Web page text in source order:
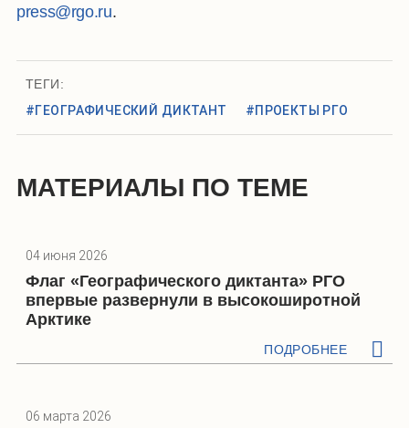
press@rgo.ru.
ТЕГИ:
#ГЕОГРАФИЧЕСКИЙ ДИКТАНТ
#ПРОЕКТЫ РГО
МАТЕРИАЛЫ ПО ТЕМЕ
04 июня 2026
Флаг «Географического диктанта» РГО
впервые развернули в высокоширотной
Арктике
ПОДРОБНЕЕ
06 марта 2026